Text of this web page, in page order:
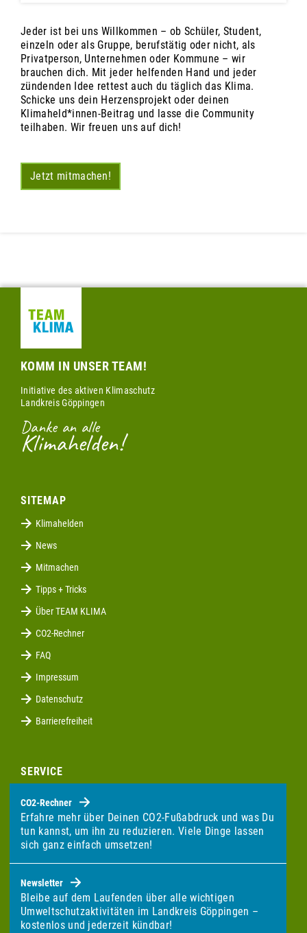
Jeder ist bei uns Willkommen – ob Schüler, Student,
einzeln oder als Gruppe, berufstätig oder nicht, als
Privatperson, Unternehmen oder Kommune – wir
brauchen dich. Mit jeder helfenden Hand und jeder
zündenden Idee rettest auch du täglich das Klima.
Schicke uns dein Herzensprojekt oder deinen
Klimaheld*innen-Beitrag und lasse die Community
teilhaben. Wir freuen uns auf dich!
Jetzt mitmachen!
KOMM IN UNSER TEAM!
Initiative des aktiven Klimaschutz
Landkreis Göppingen
Danke an alle
Klimahelden!
SITEMAP
Klimahelden
News
Mitmachen
Tipps + Tricks
Über TEAM KLIMA
CO2-Rechner
FAQ
Impressum
Datenschutz
Barrierefreiheit
SERVICE
CO2-Rechner
Erfahre mehr über Deinen CO2-Fußabdruck und was Du
tun kannst, um ihn zu reduzieren. Viele Dinge lassen
sich ganz einfach umsetzen!
Newsletter
Bleibe auf dem Laufenden über alle wichtigen
Umweltschutzaktivitäten im Landkreis Göppingen –
kostenlos und jederzeit kündbar!